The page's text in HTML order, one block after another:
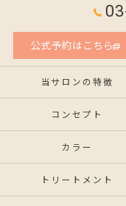
公式予約はこちら
当サロンの特徴
コンセプト
カラー
トリートメント